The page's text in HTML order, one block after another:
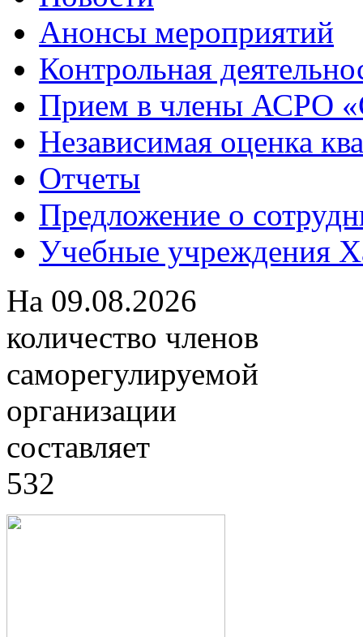
Анонсы мероприятий
Контрольная
Прием в члены АСРО
Независимая оценка
Отчеты
Предложение о
Учебные учреждения
На 09.08.2026
количество членов
саморегулируемой
организации
составляет
532